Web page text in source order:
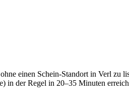
einen Schein-Standort in Verl zu
in der Regel in 20–35 Minuten